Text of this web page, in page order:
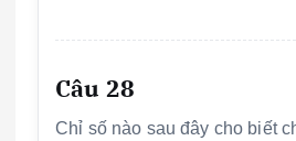
Câu 28
Chỉ số nào sau đây cho biết